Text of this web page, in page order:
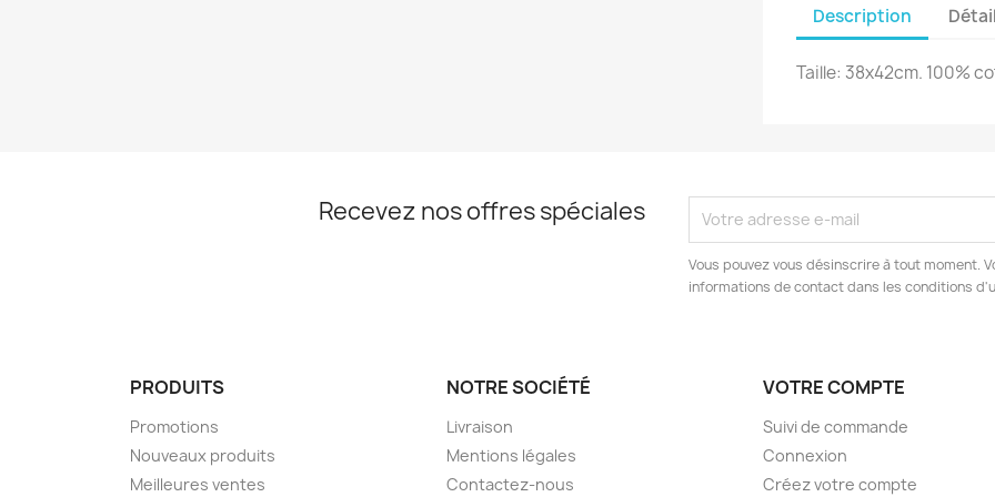
Description
Taille: 38x42cm. 100%
Recevez nos offres spéciales
Vous pouvez vous désinscrire à tout moment.
informations de contact dans les conditions
PRODUITS
Promotions
Nouveaux produits
Meilleures ventes
NOTRE SOCIÉTÉ
Livraison
Mentions légales
Contactez-nous
VOTRE COMPTE
Suivi de commande
Connexion
Créez votre compte